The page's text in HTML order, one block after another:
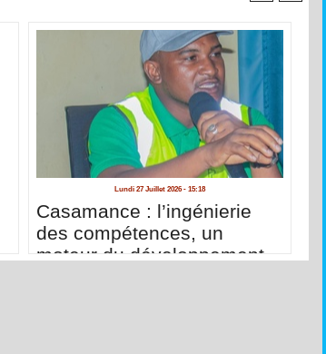
Lundi 27 Juillet 2026 - 15:18
Casamance : l’ingénierie
des compétences, un
moteur du développement